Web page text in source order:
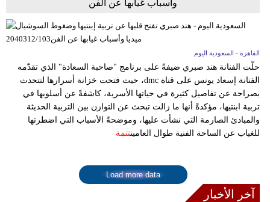
وأسباب غيابها عن الفن
القاهرة - السعودية اليوم
حلّت الفنانة هند صبري ضيفةً على برنامج "صاحبة السعادة" الذي تقدّمه
الفنانة إسعاد يونس على قناة dmc، حيث فتحت خزانة أسرارها لتتحدث
بصراحة عن تفاصيل كثيرة في حياتها الأسرية، كاشفةً عن أسلوبها في
تربية ابنتيها، مؤكدةً أنها ما زالت تبحث عن التوازن بين التربية الحديثة
والمبادئ الصارمة التي نشأت عليها، وموضحةً الأسباب التي اضطرتها
للغياب عن الساحة الفنية طوال العامينتتمة
Load more data
آخر الأخبار